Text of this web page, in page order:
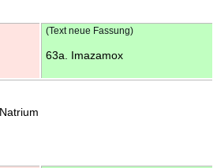
(Text neue Fassung)
63a. Imazamox